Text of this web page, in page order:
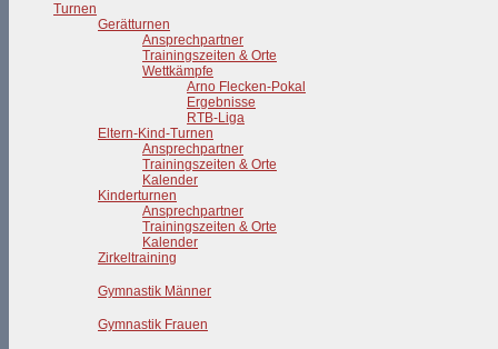
Turnen
Gerätturnen
Ansprechpartner
Trainingszeiten & Orte
Wettkämpfe
Arno Flecken-Pokal
Ergebnisse
RTB-Liga
Eltern-Kind-Turnen
Ansprechpartner
Trainingszeiten & Orte
Kalender
Kinderturnen
Ansprechpartner
Trainingszeiten & Orte
Kalender
Zirkeltraining
Gymnastik Männer
Gymnastik Frauen